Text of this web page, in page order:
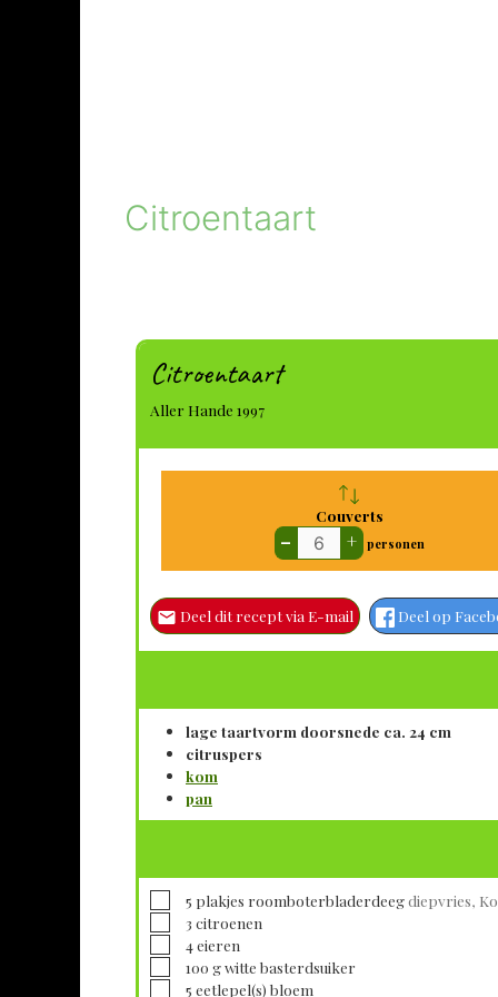
Citroentaart
Citroentaart
Aller Hande 1997
Couverts
– + personen
Deel dit recept via E-mail Deel op
lage taartvorm doorsnede ca. 24 cm
citruspers
kom
pan
▢
5 plakjes roomboterbladerdeegdiepvries,
▢
3 citroenen
▢
4eieren
▢
100 gwitte basterdsuiker
▢
5 eetlepel(s) bloem